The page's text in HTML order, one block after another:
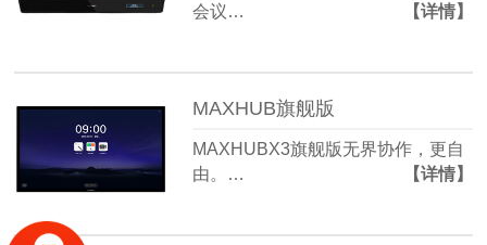
会议…
【详情】
MAXHUB旗舰版
MAXHUBX3旗舰版无界协作，更自
由。…
【详情】